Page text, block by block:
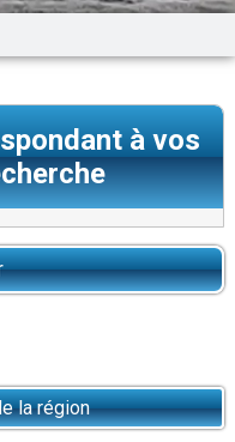
à vos
la région